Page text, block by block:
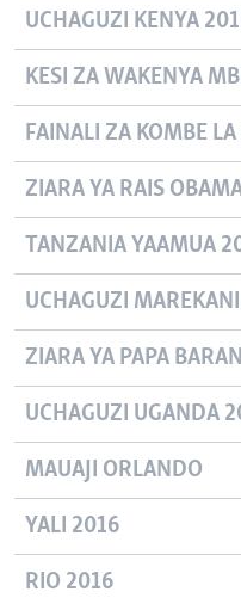
UCHAGUZI KENYA
KESI ZA WAKENYA
FAINALI ZA KOMBE
ZIARA YA RAIS
TANZANIA YAAMUA
UCHAGUZI
ZIARA YA PAPA
UCHAGUZI UGANDA
MAUAJI ORLANDO
YALI 2016
RIO 2016